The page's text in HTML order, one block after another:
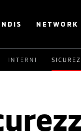
NETWORK
INTERNI